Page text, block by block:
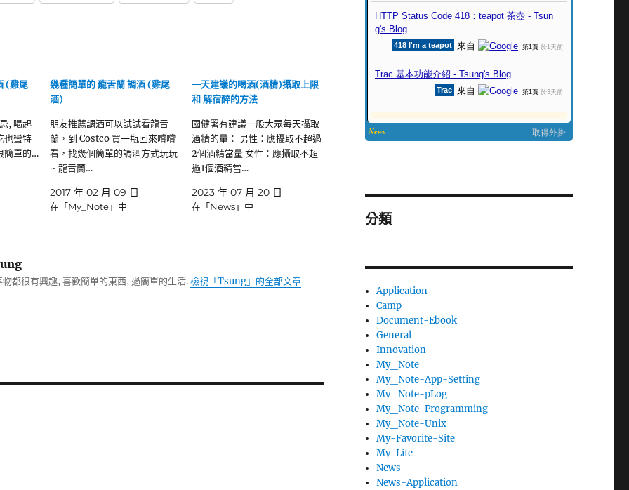
(雞尾
, 喝起
也蠻特
簡單的…
幾種簡單的 龍舌蘭 調酒 (雞尾
酒)
朋友推薦調酒可以試試看龍舌
蘭，到 Costco 買一瓶回來嚐嚐
看，找幾個簡單的調酒方式玩玩
~ 龍舌蘭…
2017 年 02 月 09 日
在「My_Note」中
一天建議的喝酒(酒精)攝取上限
和 解宿醉的方法
國健署有建議一般大眾每天攝取
酒精的量： 男性：應攝取不超過
2個酒精當量 女性：應攝取不超
過1個酒精當…
2023 年 07 月 20 日
在「News」中
都很有興趣, 喜歡簡單的東西, 過簡單的生活.檢視「Tsung」的全部文章
分類
Application
Camp
Document-Ebook
General
Innovation
My_Note
My_Note-App-Setting
My_Note-pLog
My_Note-Programming
My_Note-Unix
My-Favorite-Site
My-Life
News
News-Application